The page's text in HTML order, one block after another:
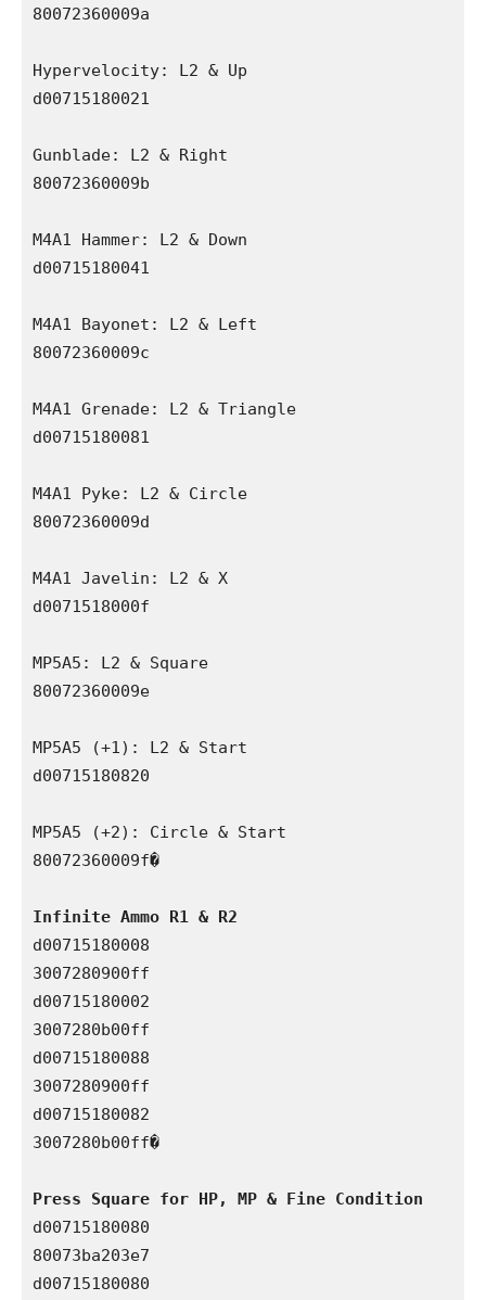
80072360009a
Hypervelocity: L2 & Up
d00715180021
Gunblade: L2 & Right
80072360009b
M4A1 Hammer: L2 & Down
d00715180041
M4A1 Bayonet: L2 & Left
80072360009c
M4A1 Grenade: L2 & Triangle
d00715180081
M4A1 Pyke: L2 & Circle
80072360009d
M4A1 Javelin: L2 & X
d0071518000f
MP5A5: L2 & Square
80072360009e
MP5A5 (+1): L2 & Start
d00715180820
MP5A5 (+2): Circle & Start
80072360009f�
Infinite Ammo R1 & R2
d00715180008
3007280900ff
d00715180002
3007280b00ff
d00715180088
3007280900ff
d00715180082
3007280b00ff�
Press Square for HP, MP & Fine Condition
d00715180080
80073ba203e7
d00715180080